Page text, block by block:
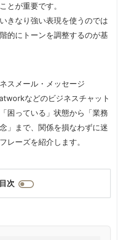
とが重要です。
きなり強い表現を使うのでは
的にトーンを調整するのが基
スメール・メッセージ
などのビジネスチャット
困っている」状態から「業務
」まで、関係を損なわずに迷
レーズを紹介します。
目次